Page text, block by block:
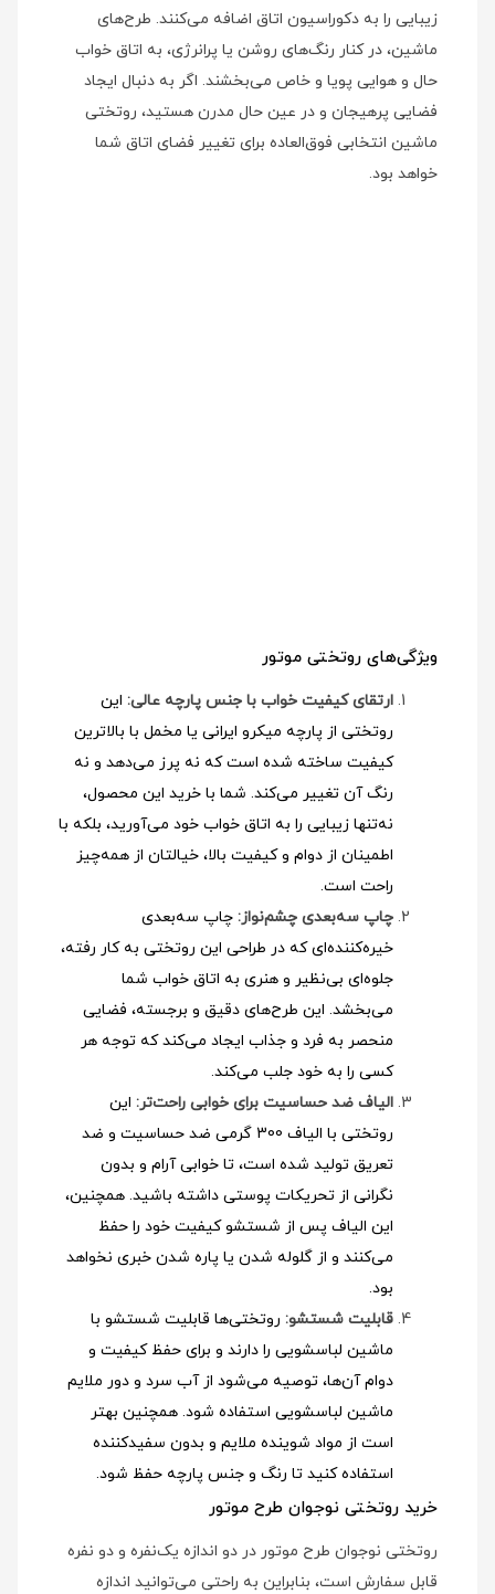
زیبایی را به دکوراسیون اتاق اضافه می‌کنند. طرح‌های
ماشین، در کنار رنگ‌های روشن یا پرانرژی، به اتاق خواب
حال و هوایی پویا و خاص می‌بخشند. اگر به دنبال ایجاد
فضایی پرهیجان و در عین حال مدرن هستید، روتختی
ماشین انتخابی فوق‌العاده برای تغییر فضای اتاق شما
خواهد بود.
ویژگی‌های روتختی موتور
ارتقای کیفیت خواب با جنس پارچه عالی: این
روتختی از پارچه میکرو ایرانی یا مخمل با بالاترین
کیفیت ساخته شده است که نه پرز می‌دهد و نه
رنگ آن تغییر می‌کند. شما با خرید این محصول،
نه‌تنها زیبایی را به اتاق خواب خود می‌آورید، بلکه با
اطمینان از دوام و کیفیت بالا، خیالتان از همه‌چیز
راحت است.
چاپ سه‌بعدی چشم‌نواز: چاپ سه‌بعدی
خیره‌کننده‌ای که در طراحی این روتختی به کار رفته،
جلوه‌ای بی‌نظیر و هنری به اتاق خواب شما
می‌بخشد. این طرح‌های دقیق و برجسته، فضایی
منحصر به فرد و جذاب ایجاد می‌کند که توجه هر
کسی را به خود جلب می‌کند.
الیاف ضد حساسیت برای خوابی راحت‌تر: این
روتختی با الیاف 300 گرمی ضد حساسیت و ضد
تعریق تولید شده است، تا خوابی آرام و بدون
نگرانی از تحریکات پوستی داشته باشید. همچنین،
این الیاف پس از شستشو کیفیت خود را حفظ
می‌کنند و از گلوله شدن یا پاره شدن خبری نخواهد
بود.
قابلیت شستشو: روتختی‌ها قابلیت شستشو با
ماشین لباسشویی را دارند و برای حفظ کیفیت و
دوام آن‌ها، توصیه می‌شود از آب سرد و دور ملایم
ماشین لباسشویی استفاده شود. همچنین بهتر
است از مواد شوینده ملایم و بدون سفیدکننده
استفاده کنید تا رنگ و جنس پارچه حفظ شود.
خرید روتختی نوجوان طرح موتور
روتختی نوجوان طرح موتور در دو اندازه یک‌نفره و دو نفره
قابل سفارش است، بنابراین به راحتی می‌توانید اندازه